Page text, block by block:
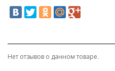
Нет отзывов о данном товаре.